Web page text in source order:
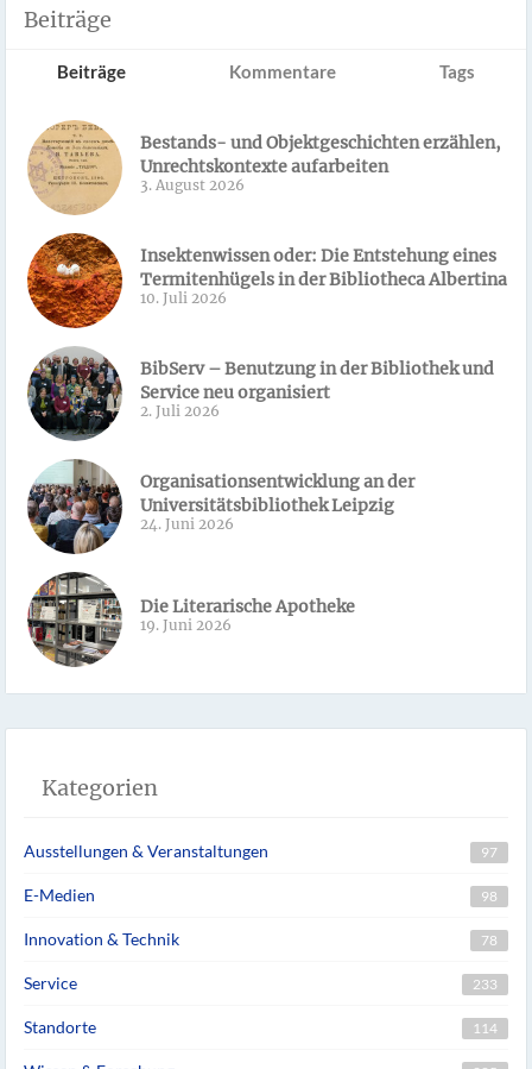
Beiträge
Beiträge Kommentare Tags
Bestands- und Objektgeschichten erzählen,
Unrechtskontexte aufarbeiten
3. August 2026
Insektenwissen oder: Die Entstehung eines
Termitenhügels in der Bibliotheca Albertina
10. Juli 2026
BibServ – Benutzung in der Bibliothek und
Service neu organisiert
2. Juli 2026
Organisationsentwicklung an der
Universitätsbibliothek Leipzig
24. Juni 2026
Die Literarische Apotheke
19. Juni 2026
Kategorien
Ausstellungen & Veranstaltungen 97
E-Medien 98
Innovation & Technik 78
Service 233
Standorte 114